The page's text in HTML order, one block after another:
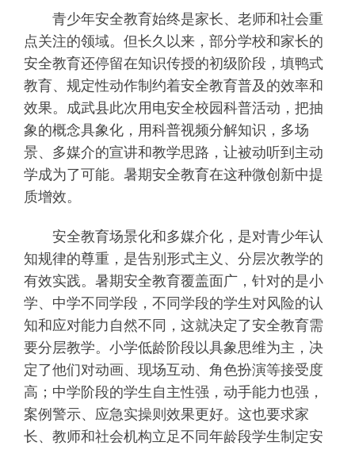
青少年安全教育始终是家长、老师和社会重
点关注的领域。但长久以来，部分学校和家长的
安全教育还停留在知识传授的初级阶段，填鸭式
教育、规定性动作制约着安全教育普及的效率和
效果。成武县此次用电安全校园科普活动，把抽
象的概念具象化，用科普视频分解知识，多场
景、多媒介的宣讲和教学思路，让被动听到主动
学成为了可能。暑期安全教育在这种微创新中提
质增效。
安全教育场景化和多媒介化，是对青少年认
知规律的尊重，是告别形式主义、分层次教学的
有效实践。暑期安全教育覆盖面广，针对的是小
学、中学不同学段，不同学段的学生对风险的认
知和应对能力自然不同，这就决定了安全教育需
要分层教学。小学低龄阶段以具象思维为主，决
定了他们对动画、现场互动、角色扮演等接受度
高；中学阶段的学生自主性强，动手能力也强，
案例警示、应急实操则效果更好。这也要求家
长、教师和社会机构立足不同年龄段学生制定安